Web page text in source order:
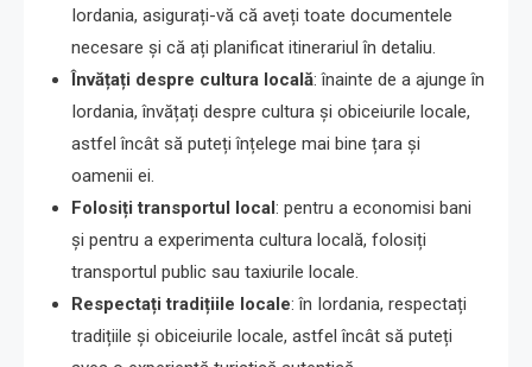
Iordania, asigurați-vă că aveți toate documentele
necesare și că ați planificat itinerariul în detaliu.
Învățați despre cultura locală: înainte de a ajunge în
Iordania, învățați despre cultura și obiceiurile locale,
astfel încât să puteți înțelege mai bine țara și
oamenii ei.
Folosiți transportul local: pentru a economisi bani
și pentru a experimenta cultura locală, folosiți
transportul public sau taxiurile locale.
Respectați tradițiile locale: în Iordania, respectați
tradițiile și obiceiurile locale, astfel încât să puteți